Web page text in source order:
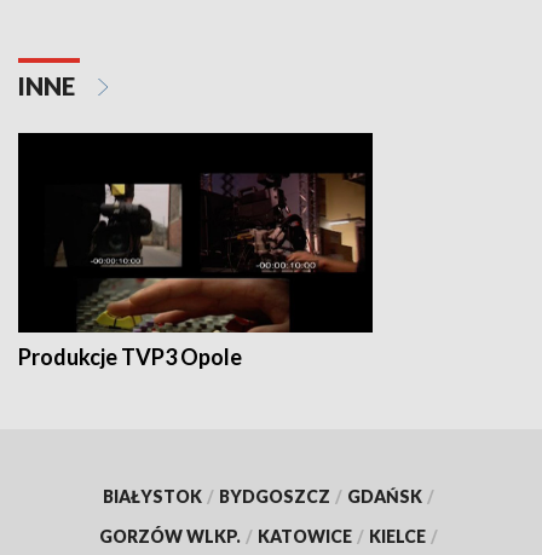
INNE
Produkcje TVP3 Opole
BIAŁYSTOK / BYDGOSZCZ / GDAŃSK /
GORZÓW WLKP. / KATOWICE / KIELCE /